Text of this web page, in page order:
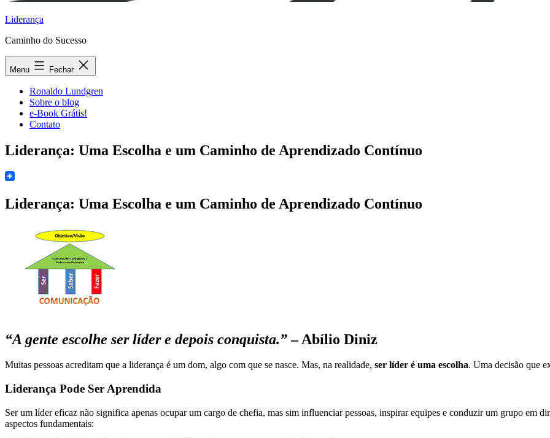
Liderança
Caminho do Sucesso
Menu Fechar
Ronaldo Lundgren
Sobre o blog
e-Book Grátis!
Contato
Liderança: Uma Escolha e um Caminho de Aprendizado Contínuo
Liderança: Uma Escolha e um Caminho de Aprendizado Contínuo
“A gente escolhe ser líder e depois conquista.”– Abílio Diniz
Muitas pessoas acreditam que a liderança é um dom, algo com que se nasce. Mas, na realidade, ser líder é uma escolha. Uma decisão que
Liderança Pode Ser Aprendida
Ser um líder eficaz não significa apenas ocupar um cargo de chefia, mas sim influenciar pessoas, inspirar equipes e conduzir um grupo em
aspectos fundamentais: